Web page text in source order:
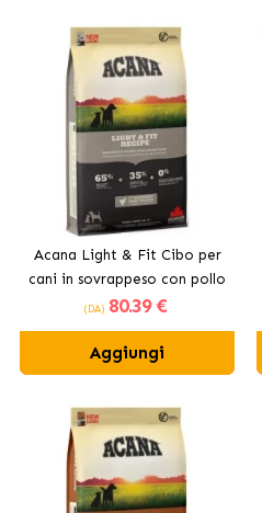
Acana Light & Fit Cibo per
cani in sovrappeso con pollo
fresco
(DA) 80.39 €
Aggiungi